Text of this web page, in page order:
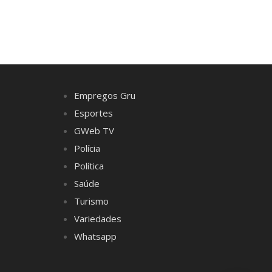
Empregos Gru
Esportes
GWeb TV
Polícia
Política
Saúde
Turismo
Variedades
Whatsapp